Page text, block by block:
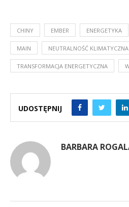
CHINY EMBER ENERGETYKA
MAIN NEUTRALNOŚĆ KLIMATYCZNA
TRANSFORMACJA ENERGETYCZNA
UDOSTĘPNIJ
BARBARA